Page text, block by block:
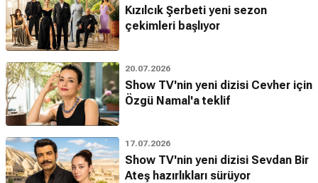
Kızılcık Şerbeti yeni sezon
çekimleri başlıyor
20.07.2026
Show TV'nin yeni dizisi Cevher için
Özgü Namal'a teklif
17.07.2026
Show TV'nin yeni dizisi Sevdan Bir
Ateş hazırlıkları sürüyor